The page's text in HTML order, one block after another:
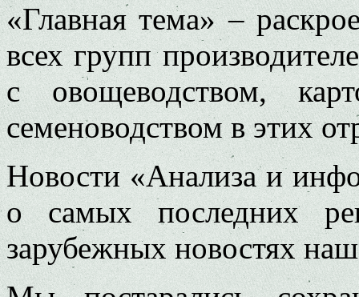
«Главная тема» –
всех групп
с овощеводством,
семеноводством в этих
Новости «Анализа и
о самых последних
зарубежных новостях